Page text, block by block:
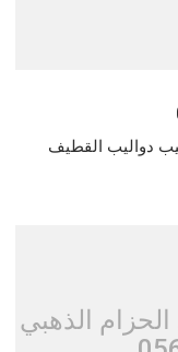
دواليب القطيف
الذهبي